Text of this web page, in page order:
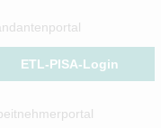
ETL-PISA-Login